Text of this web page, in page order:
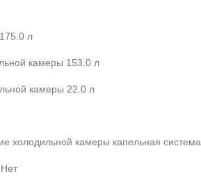
л
камеры 153.0 л
камеры 22.0 л
холодильной камеры капельная система